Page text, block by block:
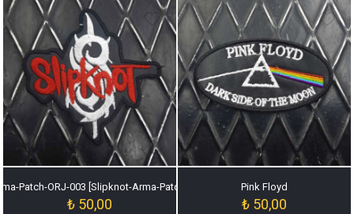
Patch-ORJ-003 [Slipknot-Arma-Patch-ORJ-003]
₺ 50,00
Pink Floyd
₺ 50,00